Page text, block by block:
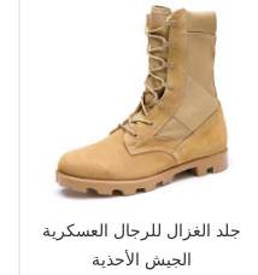
جلد الغزال للرجال العسكرية
الجيش الأحذية